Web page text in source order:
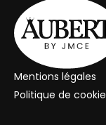
Mentions légales
Politique de cookie